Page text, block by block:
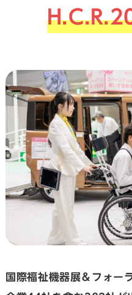
国際福祉機器展＆フォー